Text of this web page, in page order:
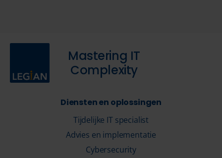
Mastering IT
Complexity
Diensten en oplossingen
Tijdelijke IT specialist
Advies en implementatie
Cybersecurity